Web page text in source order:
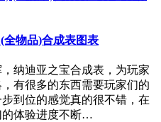
全物品)合成表图表
纳迪亚之宝合成表，为玩家
有很多的东西需要玩家们的
到位的感觉真的很不错，在
的体验进度不断…